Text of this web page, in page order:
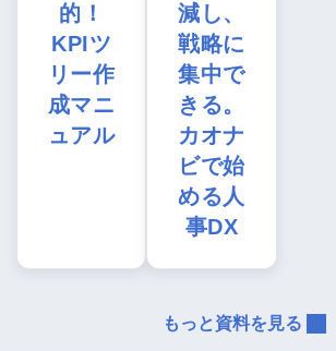
的！
KPIツ
リー作
成マニ
ュアル
減し、
戦略に
集中で
きる。
カオナ
ビで始
める人
事DX
もっと資料を見る